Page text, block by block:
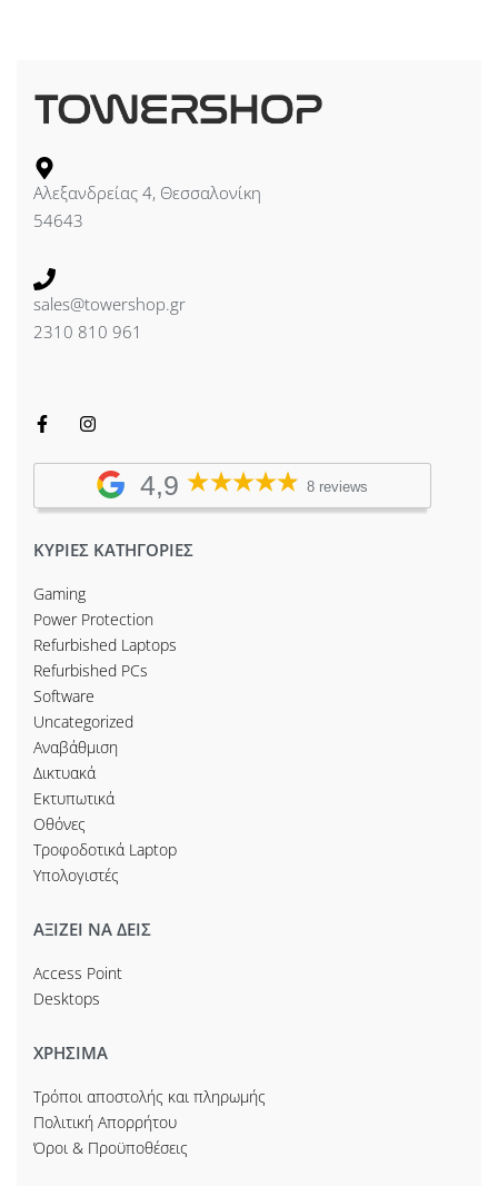
Αλεξανδρείας 4, Θεσσαλονίκη
54643
sales@towershop.gr
2310 810 961
4,9 8 reviews
ΚΥΡΙΕΣ ΚΑΤΗΓΟΡΙΕΣ
Gaming
Power Protection
Refurbished Laptops
Refurbished PCs
Software
Uncategorized
Αναβάθμιση
Δικτυακά
Εκτυπωτικά
Οθόνες
Τροφοδοτικά Laptop
Υπολογιστές
ΑΞΙΖΕΙ ΝΑ ΔΕΙΣ
Access Point
Desktops
ΧΡΗΣΙΜΑ
Τρόποι αποστολής και πληρωμής
Πολιτική Απορρήτου
Όροι & Προϋποθέσεις